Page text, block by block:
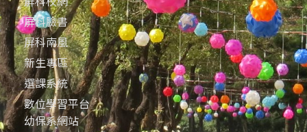
屏科臉書
屏科南風
新生專區
選課系統
數位學習平台
幼保系網站